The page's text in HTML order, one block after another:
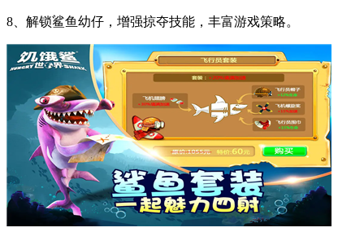
8、解锁鲨鱼幼仔，增强掠夺技能，丰富游戏策略。